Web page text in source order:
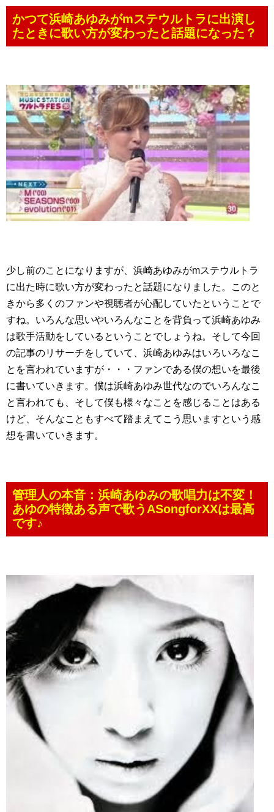
かつて浜崎あゆみがmステウルトラに出演し
たときに歌い方が変わったと話題になった？
少し前のことになりますが、浜崎あゆみがmステウルトラ
に出た時に歌い方が変わったと話題になりました。このと
きから多くのファンや視聴者が心配していたということで
すね。いろんな思いやいろんなことを背負って浜崎あゆみ
は歌手活動をしているということでしょうね。そして今回
の記事のリサーチをしていて、浜崎あゆみはいろいろなこ
とを言われていますが・・・ファンである僕の想いを最後
に書いていきます。僕は浜崎あゆみ世代なのでいろんなこ
と言われても、そして僕も様々なことを感じることはある
けど、そんなこともすべて踏まえてこう思いますという感
想を書いていきます。
管理人の本音：浜崎あゆみの歌唱力は不変！
あゆの特徴ある声で歌うASongforXXは最高
です♪